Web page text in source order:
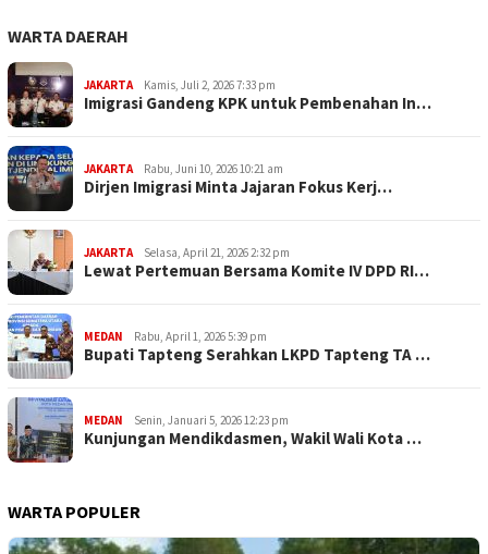
WARTA DAERAH
JAKARTA Kamis, Juli 2, 2026 7:33 pm
Imigrasi Gandeng KPK untuk Pembenahan In…
JAKARTA Rabu, Juni 10, 2026 10:21 am
Dirjen Imigrasi Minta Jajaran Fokus Kerj…
JAKARTA Selasa, April 21, 2026 2:32 pm
Lewat Pertemuan Bersama Komite IV DPD RI…
MEDAN Rabu, April 1, 2026 5:39 pm
Bupati Tapteng Serahkan LKPD Tapteng TA …
MEDAN Senin, Januari 5, 2026 12:23 pm
Kunjungan Mendikdasmen, Wakil Wali Kota …
WARTA POPULER